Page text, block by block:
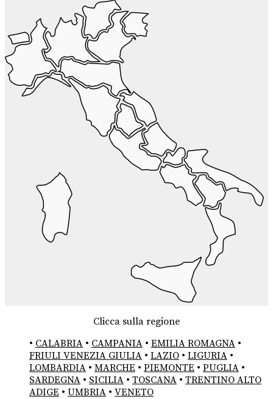
Clicca sulla regione
• CALABRIA • CAMPANIA • EMILIA ROMAGNA •
FRIULI VENEZIA GIULIA • LAZIO • LIGURIA •
LOMBARDIA • MARCHE • PIEMONTE • PUGLIA •
SARDEGNA • SICILIA • TOSCANA • TRENTINO ALTO
ADIGE • UMBRIA • VENETO